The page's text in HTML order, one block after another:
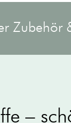
Zubehör
–